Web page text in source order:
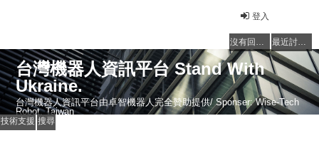
登入
沒有回覆的主題 最近討論的主題
台灣機器人資訊平台 Stand With
Ukraine.
台灣機器人資訊平台由卓智機器人完全贊助提供/ Sponser: Wise-Tech
Robot, Taiwan
技術支援 搜尋